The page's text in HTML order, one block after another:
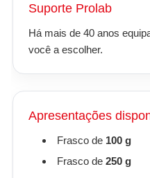
Suporte Prolab
Há mais de 40 anos
você a escolher.
Apresentações
Frasco de 100 g
Frasco de 250 g